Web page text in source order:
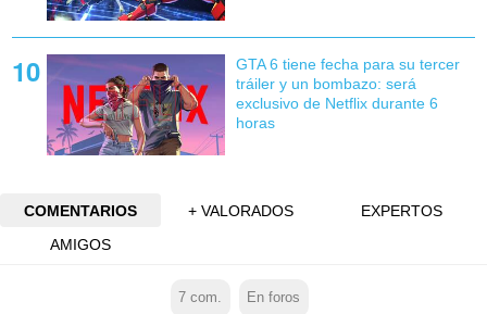
GTA 6 tiene fecha para su tercer
tráiler y un bombazo: será
exclusivo de Netflix durante 6
horas
COMENTARIOS + VALORADOS
EXPERTOS
AMIGOS
7 com. En foros